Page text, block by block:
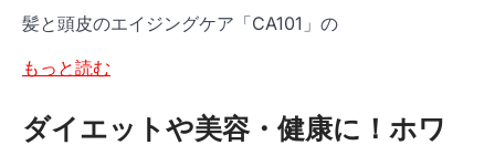
髪と頭皮のエイジングケア「CA101」の
もっと読む
ダイエットや美容・健康に！ホワ